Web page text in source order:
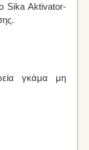
Sika Aktivator-
γκάμα μη